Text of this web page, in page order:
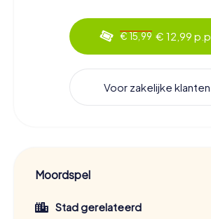
€ 15,99 € 12,99 p.p.
Voor zakelijke klanten
Moordspel
Stad gerelateerd